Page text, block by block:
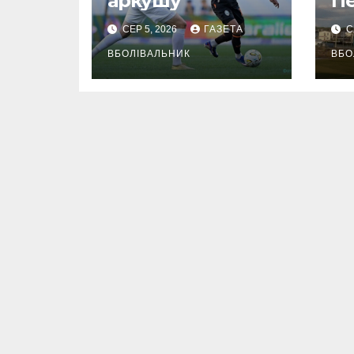
СЕР 5, 2026 ГАЗЕТА
ВБОЛІВАЛЬНИК